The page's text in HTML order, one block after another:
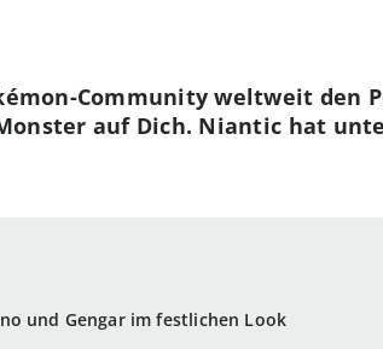
und Gengar im festlichen Look
Community weltweit den
auf Dich. Niantic hat